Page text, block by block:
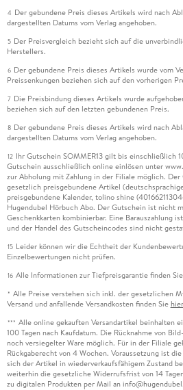
4 Der gebundene Preis dieses Artikels wird nach
dargestellten Datums vom Verlag angehoben.
5 Der Preisvergleich bezieht sich auf die
Herstellers.
6 Der gebundene Preis dieses Artikels wurde vom
Preissenkungen beziehen sich auf den vorherigen
7 Die Preisbindung dieses Artikels wurde
beziehen sich auf den letzten gebundenen Preis.
8 Der gebundene Preis dieses Artikels wird nach
dargestellten Datums vom Verlag angehoben.
12 Ihr Gutschein SOMMER13 gilt bis einschließlich
Gutschein ausschließlich online einlösen unter
zur Abholung mit Zahlung in der Filiale möglich.
gesetzlich preisgebundene Artikel
preisgebundene Kalender, tolino shine
Hugendubel Hörbuch Abo. Der Gutschein ist nicht
Geschenkkarten kombinierbar. Eine Barauszahlung
und der Handel des Gutscheincodes sind nicht
15 Leider können wir die Echtheit der
Einzelbewertungen nicht prüfen.
16 Alle Informationen zur Tiefpreisgarantie finden Sie
* Alle Preise verstehen sich inkl. der gesetzlichen
Versand und anfallende Versandkosten finden Sie hier
*** Alle online gekauften Versandartikel beinhalten
100 Tagen nach Kaufdatum. Die Rücknahme von
noch versiegelter Ware möglich. Für in der Filiale
Rückgaberecht von 4 Wochen. Voraussetzung ist
sich der Artikel in wiederverkaufsfähigem Zustand
weiterhin die gesetzliche Widerrufsfrist von 14
zu digitalen Produkten per Mail an